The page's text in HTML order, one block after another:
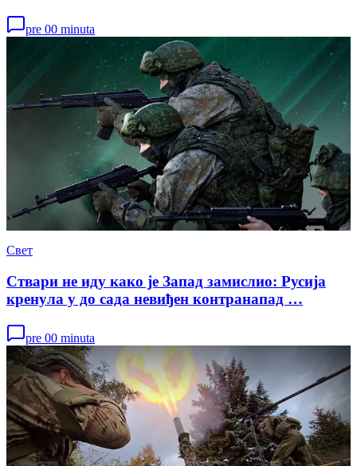
pre 00 minuta
Свет
Ствари не иду како је Запад замислио: Русија
кренула у до сада невиђен контранапад …
pre 00 minuta